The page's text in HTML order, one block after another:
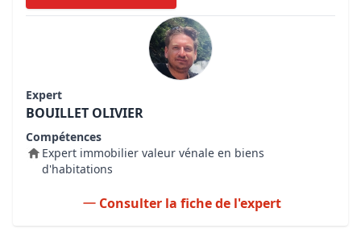
Expert
BOUILLET OLIVIER
Compétences
Expert immobilier valeur vénale en biens
d'habitations
Consulter la fiche de l'expert